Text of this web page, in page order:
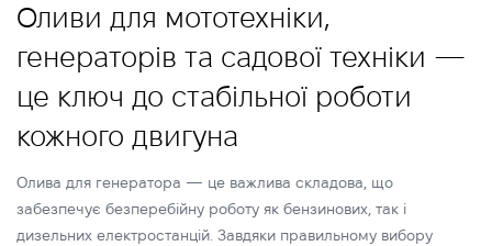
Оливи для мототехніки,
генераторів та садової техніки —
це ключ до стабільної роботи
кожного двигуна
Олива для генератора — це важлива складова, що
забезпечує безперебійну роботу як бензинових, так і
дизельних електростанцій. Завдяки правильному вибору